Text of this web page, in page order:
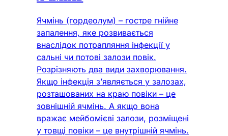
Ячмінь (гордеолум) – гостре гнійне
запалення, яке розвивається
внаслідок потрапляння інфекції у
сальні чи потові залози повік.
Розрізняють два види захворювання.
Якщо інфекція з’являється у залозах,
розташованих на краю повіки – це
зовнішній ячмінь. А якщо вона
вражає мейбомієві залози, розміщені
у товщі повіки – це внутрішній ячмінь.